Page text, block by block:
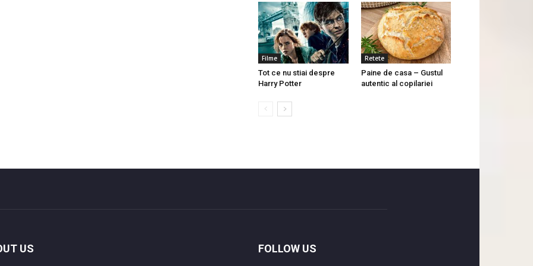
Filme
Tot ce nu stiai despre
Harry Potter
Retete
Paine de casa – Gustul
autentic al copilariei
US FOLLOW US